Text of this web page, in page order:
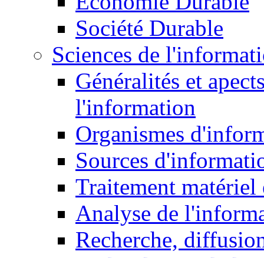
Société Durable
Sciences de
Généralités et
l'information
Organismes
Sources
Traitement matériel
Analyse de
Recherche,